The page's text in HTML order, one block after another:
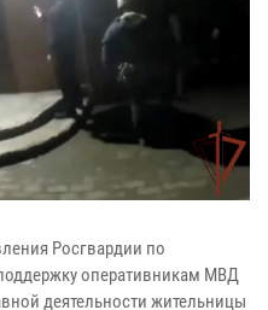
Росгвардии по
оперативникам МВД
деятельности жительницы